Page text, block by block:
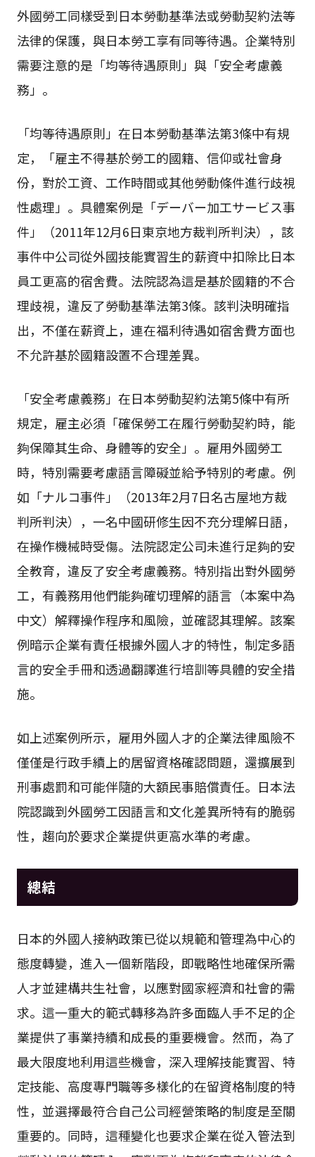
外國勞工同樣受到日本勞動基準法或勞動契約法等
法律的保護，與日本勞工享有同等待遇。企業特別
需要注意的是「均等待遇原則」與「安全考慮義
務」。
「均等待遇原則」在日本勞動基準法第3條中有規
定，「雇主不得基於勞工的國籍、信仰或社會身
份，對於工資、工作時間或其他勞動條件進行歧視
性處理」。具體案例是「デーバー加工サービス事
件」（2011年12月6日東京地方裁判所判決），該
事件中公司從外國技能實習生的薪資中扣除比日本
員工更高的宿舍費。法院認為這是基於國籍的不合
理歧視，違反了勞動基準法第3條。該判決明確指
出，不僅在薪資上，連在福利待遇如宿舍費方面也
不允許基於國籍設置不合理差異。
「安全考慮義務」在日本勞動契約法第5條中有所
規定，雇主必須「確保勞工在履行勞動契約時，能
夠保障其生命、身體等的安全」。雇用外國勞工
時，特別需要考慮語言障礙並給予特別的考慮。例
如「ナルコ事件」（2013年2月7日名古屋地方裁
判所判決），一名中國研修生因不充分理解日語，
在操作機械時受傷。法院認定公司未進行足夠的安
全教育，違反了安全考慮義務。特別指出對外國勞
工，有義務用他們能夠確切理解的語言（本案中為
中文）解釋操作程序和風險，並確認其理解。該案
例暗示企業有責任根據外國人才的特性，制定多語
言的安全手冊和透過翻譯進行培訓等具體的安全措
施。
如上述案例所示，雇用外國人才的企業法律風險不
僅僅是行政手續上的居留資格確認問題，還擴展到
刑事處罰和可能伴隨的大額民事賠償責任。日本法
院認識到外國勞工因語言和文化差異所特有的脆弱
性，趨向於要求企業提供更高水準的考慮。
總結
日本的外國人接納政策已從以規範和管理為中心的
態度轉變，進入一個新階段，即戰略性地確保所需
人才並建構共生社會，以應對國家經濟和社會的需
求。這一重大的範式轉移為許多面臨人手不足的企
業提供了事業持續和成長的重要機會。然而，為了
最大限度地利用這些機會，深入理解技能實習、特
定技能、高度專門職等多樣化的在留資格制度的特
性，並選擇最符合自己公司經營策略的制度是至關
重要的。同時，這種變化也要求企業在從入管法到